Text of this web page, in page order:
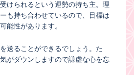
けられるという運勢の持ち主。理
も持ち合わせているので、目標は
能性があります。
送ることができるでしょう。た
がダウンしますので謙虚な心を忘